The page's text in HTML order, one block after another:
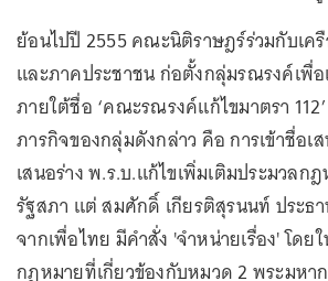
ย้อนไปปี 2555 คณะนิติราษฎร์ร่วมกับเค
และภาคประชาชน ก่อตั้งกลุ่มรณรงค์เพื่อ
ภายใต้ชื่อ ‘คณะรณรงค์แก้ไขมาตรา
ภารกิจของกลุ่มดังกล่าว คือ การเข้าชื่อ
เสนอร่าง พ.ร.บ.แก้ไขเพิ่มเติมประมวล
รัฐสภา แต่ สมศักดิ์ เกียรติสุรนนท์ ประธ
จากเพื่อไทย มีคำสั่ง 'จำหน่ายเรื่อง' โดย
กฎหมายที่เกี่ยวข้องกับหมวด 2 พระมหา